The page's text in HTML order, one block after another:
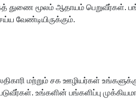
துணை மூலம் ஆதாயம்
வேண்டியிருக்கும்.
மற்றும் சக ஊழியர்கள்
உங்களின் பங்களிப்பு